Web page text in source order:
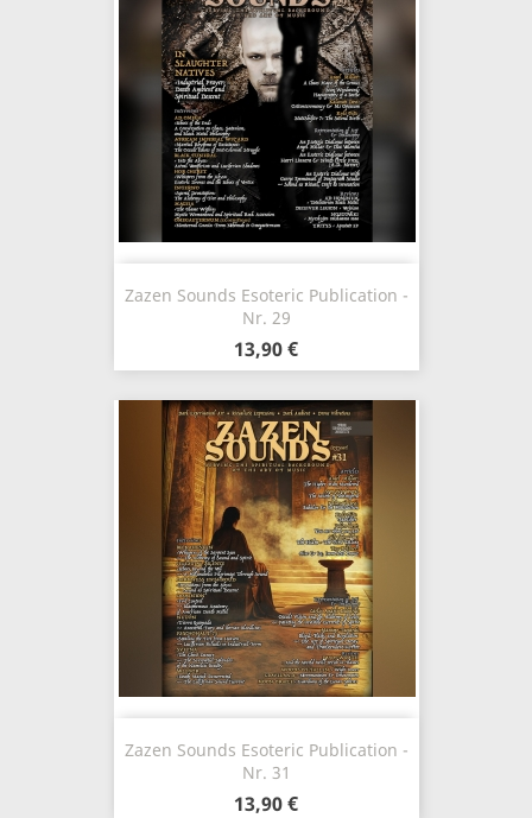
Zazen Sounds Esoteric Publication -
Nr. 29
13,90 €
Zazen Sounds Esoteric Publication -
Nr. 31
13,90 €